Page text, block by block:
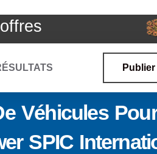
Véhicules
SPIC